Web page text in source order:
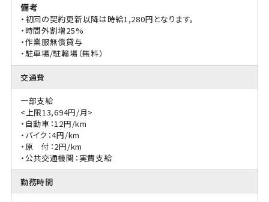
備考
・初回の契約更新以降は時給1,280円となります。
・時間外割増25%
・作業服無償貸与
・駐車場/駐輪場（無料）
交通費
一部支給
<上限13,694円/月>
・自動車：12円/km
・バイク：4円/km
・原 付：2円/km
・公共交通機関：実費支給
勤務時間